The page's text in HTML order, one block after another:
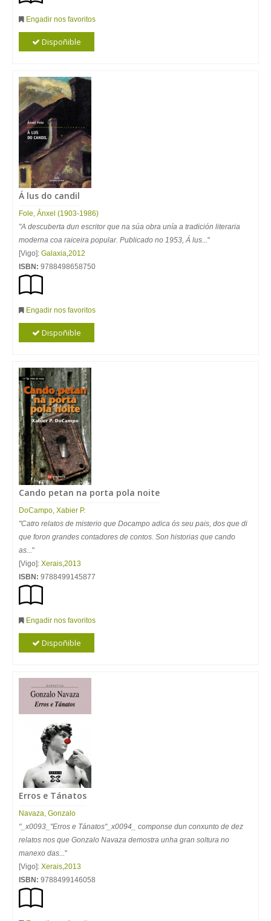
Engadir nos favoritos
Dispoñible
Á lus do candil
Fole, Ánxel (1903-1986)
"A descuberta dun escritor que na súa obra unía a tradición literaria
moderna coa raiceira popular. Publicado no 1953, Á lus..."
[Vigo]: Galaxia,2012
ISBN: 9788498658750
Engadir nos favoritos
Dispoñible
Cando petan na porta pola noite
DoCampo, Xabier P.
"Catro relatos de misterio que Docampo adica ós seu pais, dos que di
que foron grandes contadores de contos. Son historias que cando
as..."
[Vigo]: Xerais,2013
ISBN: 9788499145877
Engadir nos favoritos
Dispoñible
Erros e Tánatos
Navaza, Gonzalo
"_x0093_"Erros e Tánatos"_x0094_ componse dun conxunto de dez
relatos nos que Gonzalo Navaza demostra unha gran soltura no
manexo das..."
[Vigo]: Xerais,2013
ISBN: 9788499146058